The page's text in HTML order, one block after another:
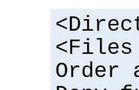
Order